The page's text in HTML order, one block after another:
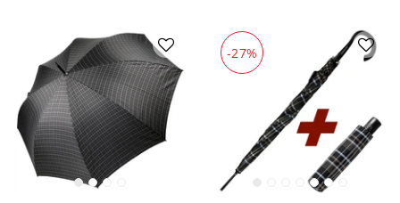
-27%